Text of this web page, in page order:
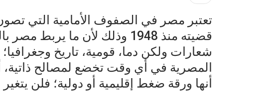
تعتبر مصر في الصفوف الأمامية التي
قضيته منذ 1948 وذلك لأن ما
شعارات ولكن دما، قومية، تاريخ
المصرية في أي وقت تخضع لمصالح ذاتية،
أنها ورقة ضغط إقليمية أو دولية؛ فلن